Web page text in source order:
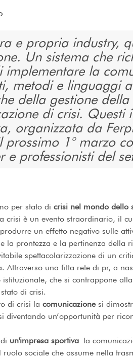
e propria industry,
Un sistema che
implementare la
metodi e linguaggi
della gestione
di crisi. Questi
organizzata da
prossimo 1° marzo
e professionisti del
per stato di crisi nel mondo dello
crisi è un evento straordinario, il
un effetto negativo sulle
la prontezza e la pertinenza della
spettacolarizzazione di un
Attraverso una fitta rete di pr, a
istituzionale, che si contrappone
di crisi.
di crisi la comunicazionesi
diventando un’opportunità per
un'impresa sportiva la
ruolo sociale che assume nella